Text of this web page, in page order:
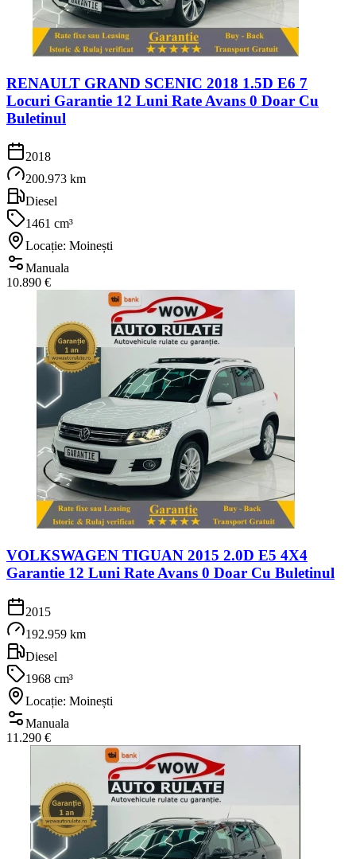
RENAULT GRAND SCENIC 2018 1.5D E6 7
Locuri Garantie 12 Luni Rate Avans 0 Doar Cu
Buletinul
2018
200.973 km
Diesel
1461 cm³
Locație: Moinești
Manuala
10.890 €
VOLKSWAGEN TIGUAN 2015 2.0D E5 4X4
Garantie 12 Luni Rate Avans 0 Doar Cu Buletinul
2015
192.959 km
Diesel
1968 cm³
Locație: Moinești
Manuala
11.290 €